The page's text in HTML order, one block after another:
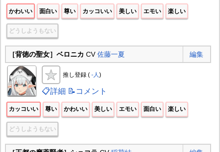
かわいい 面白い 尊い カッコいい 美しい エモい 楽しい
どうしようもない
［背徳の聖女］ベロニカ CV佐藤一夏 編集
推し登録 ( -人)
📋詳細 📝コメント
カッコいい 尊い かわいい 美しい エモい 面白い 楽しい
どうしようもない